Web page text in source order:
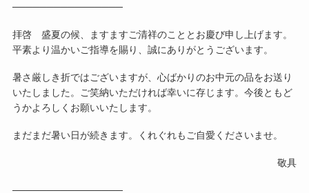
────────────────
拝啓 盛夏の候、ますますご清祥のこととお慶び申し上げます。
平素より温かいご指導を賜り、誠にありがとうございます。
暑さ厳しき折ではございますが、心ばかりのお中元の品をお送り
いたしました。ご笑納いただければ幸いに存じます。今後ともど
うかよろしくお願いいたします。
まだまだ暑い日が続きます。くれぐれもご自愛くださいませ。
敬具
────────────────